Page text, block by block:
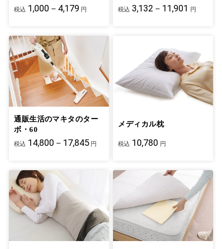
税込 1,000－4,179 円 税込 3,132－11,901 円
通販生活のマキタのター
ボ・60
税込 14,800－17,845 円
メディカル枕
税込 10,780 円